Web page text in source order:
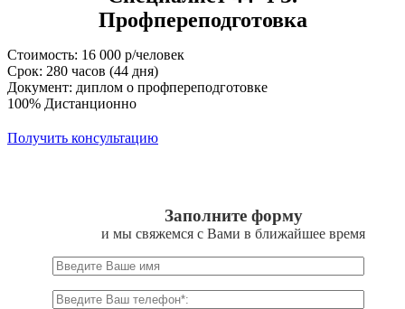
Профпереподготовка
Стоимость: 16 000 р/человек
Срок: 280 часов (44 дня)
Документ: диплом о профпереподготовке
100% Дистанционно
Получить консультацию
Заполните форму
и мы свяжемся с Вами в ближайшее время